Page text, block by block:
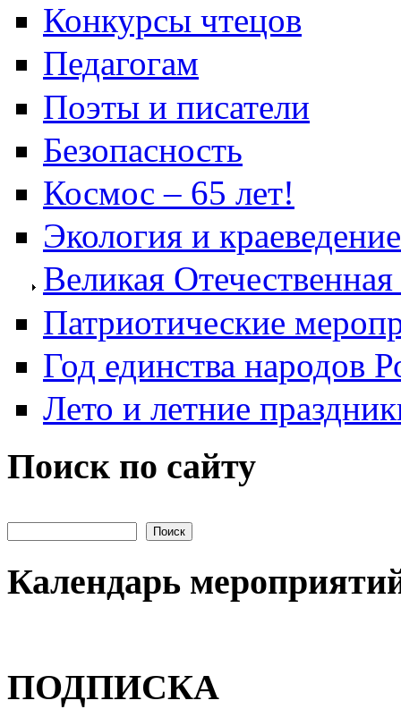
Конкурсы чтецов
Педагогам
Поэты и писатели
Безопасность
Космос – 65 лет!
Экология и краеведение
Великая
Патриотические
Год единства народов
Лето и летние
Поиск по сайту
Календарь
ПОДПИСКА